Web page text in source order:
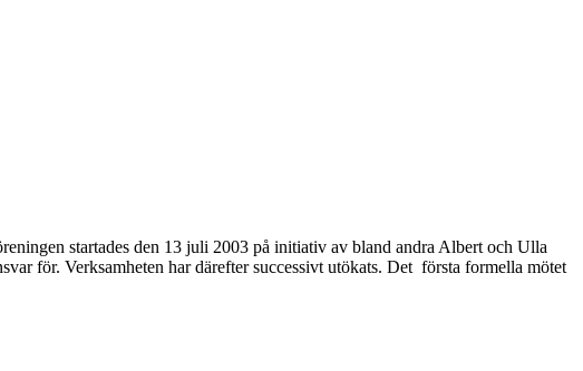
startades den 13 juli 2003 på initiativ av bland andra Albert och Ulla
för. Verksamheten har därefter successivt utökats. Det första formella mötet